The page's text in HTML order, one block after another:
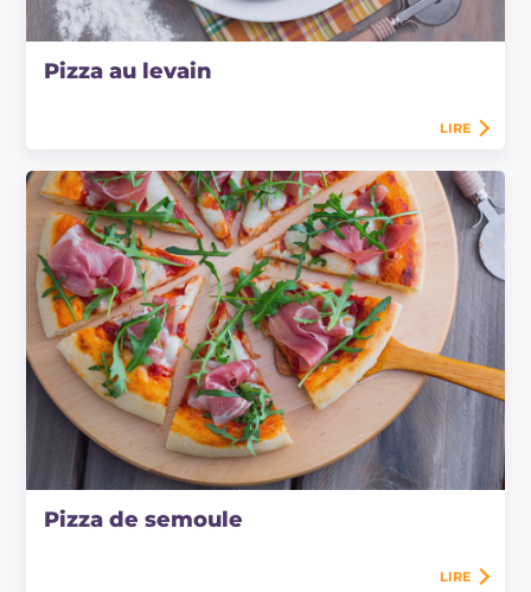
Pizza au levain
LIRE
Pizza de semoule
LIRE